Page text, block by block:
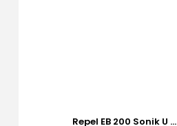
Repel EB 200 Sonik U ...